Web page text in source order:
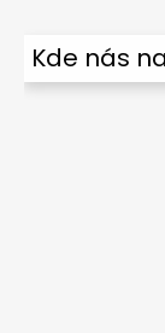
Kde nás